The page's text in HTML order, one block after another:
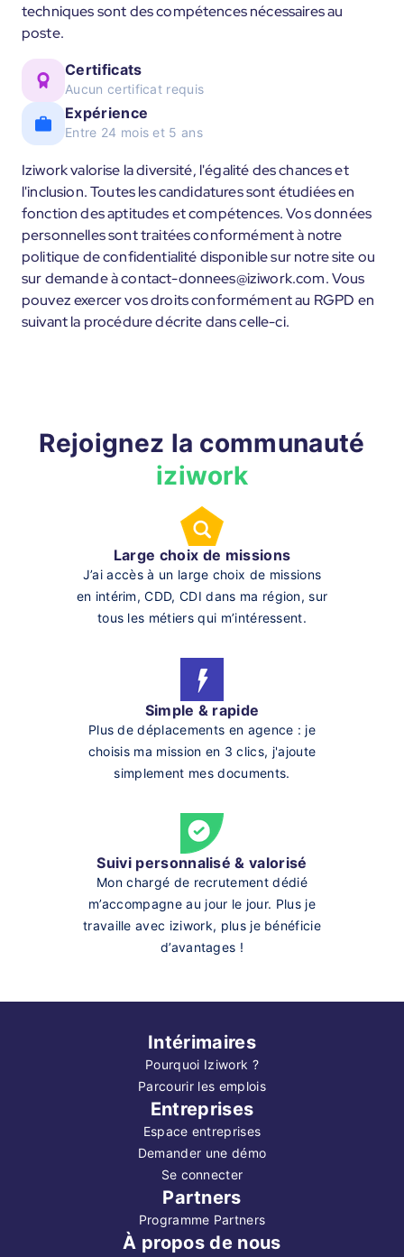
techniques sont des compétences nécessaires au
poste.
Certificats
Aucun certificat requis
Expérience
Entre 24 mois et 5 ans
Iziwork valorise la diversité, l'égalité des chances et
l'inclusion. Toutes les candidatures sont étudiées en
fonction des aptitudes et compétences. Vos données
personnelles sont traitées conformément à notre
politique de confidentialité disponible sur notre site ou
sur demande à contact-donnees@iziwork.com. Vous
pouvez exercer vos droits conformément au RGPD en
suivant la procédure décrite dans celle-ci.
Rejoignez la communauté
iziwork
Large choix de missions
J’ai accès à un large choix de missions
en intérim, CDD, CDI dans ma région, sur
tous les métiers qui m’intéressent.
Simple & rapide
Plus de déplacements en agence : je
choisis ma mission en 3 clics, j'ajoute
simplement mes documents.
Suivi personnalisé & valorisé
Mon chargé de recrutement dédié
m’accompagne au jour le jour. Plus je
travaille avec iziwork, plus je bénéficie
d’avantages !
Intérimaires
Pourquoi Iziwork ?
Parcourir les emplois
Entreprises
Espace entreprises
Demander une démo
Se connecter
Partners
Programme Partners
À propos de nous